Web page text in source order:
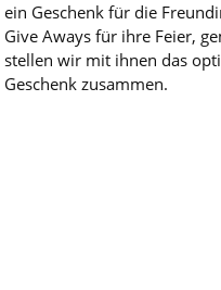
ein Geschenk für die
Give Aways für ihre Feier,
stellen wir mit ihnen das
Geschenk zusammen.